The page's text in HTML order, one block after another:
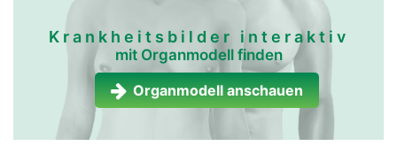
Krankheitsbilder interaktiv
mit Organmodell finden
Organmodell anschauen